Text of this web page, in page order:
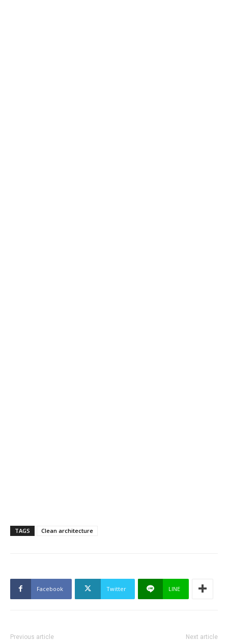
TAGS Clean architecture
Facebook Twitter LINE
Previous article Next article